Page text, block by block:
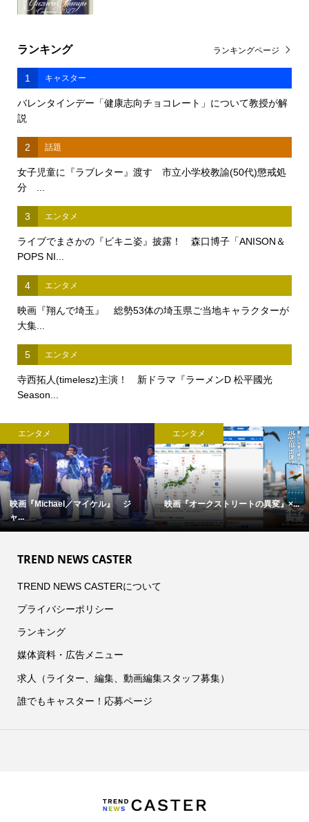
ランキング
1 キャスター
バレンタインデー「健康志向チョコレート」について教授が解
説
2 話題
女子児童に『ラブレター』渡す 市立小学校教諭(50代)懲戒処
分 ...
3 エンタメ
ライブでまさかの『ビキニ姿』披露！ 森口博子「ANISON＆
POPS NI...
4 エンタメ
映画『翔んで埼玉』 総勢53体の埼玉県ご当地キャラクターが
大集...
5 エンタメ
寺西拓人(timelesz)主演！ 新ドラマ『ラーメンD 松平國光
Season...
ランキングページ
エンタメ
映画『Michael／マイケル』 ジ
ャ...
エンタメ
映画『オークストリートの異変』×...
TREND NEWS CASTER
TREND NEWS CASTERについて
プライバシーポリシー
ランキング
媒体資料・広告メニュー
求人（ライター、編集、動画編集スタッフ募集）
誰でもキャスター！応募ページ